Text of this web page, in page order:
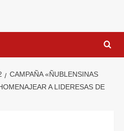
CAMPAÑA «ÑUBLENSINAS
A LIDERESAS DE